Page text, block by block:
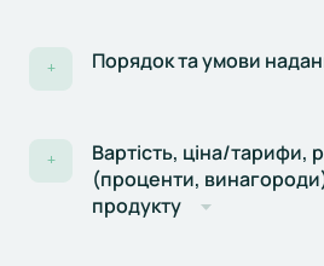
+ Порядок та умови
+
Вартість, ціна/тарифи,
(проценти,
продукту